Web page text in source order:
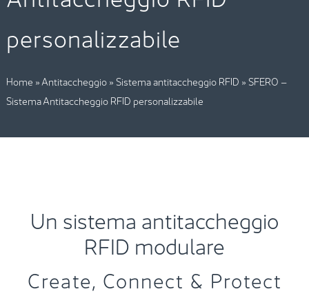
personalizzabile
Home »Antitaccheggio»Sistema antitaccheggio RFID »SFERO –
Sistema Antitaccheggio RFID personalizzabile
Un sistema antitaccheggio
RFID modulare
Create, Connect & Protect